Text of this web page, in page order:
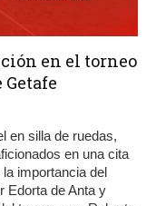
en el torneo
en silla de ruedas,
en una cita
importancia del
Edorta de Anta y